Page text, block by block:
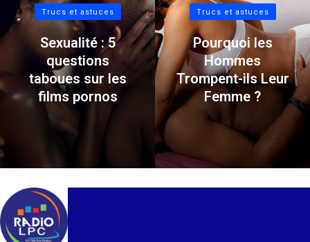
Trucs et astuces
Sexualité : 5
questions
taboues sur les
films pornos
Trucs et astuces
Pourquoi les
Hommes
Trompent-ils Leur
Femme ?